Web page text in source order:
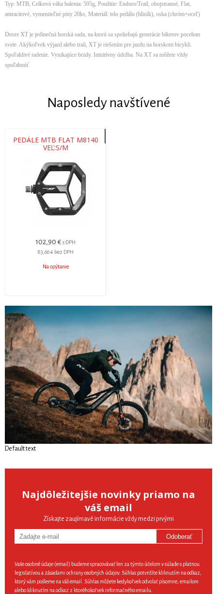
Typ: MTB, Celková váha balenia: 595g, Použitie: Enduro/Trail, obojstranné, Flat,
antracitové, vymeniteľné piny 20ks, Materiál: telo pedálu (hliník), oska (chróm+oceľ)
Deore XT je jedinečná horská sada, na ktorú sa spoliehajú generácie bikerov pocelom
svete. Akýkoľvek výjazd alebo trail, XT je riešením pre jazdu na horskom bicykli.
Spoľahlivé radenie. Vynikajúce brzdy. Intuitívny údržba. Na XT sa môžete vždy
spoľahnúť.
Naposledy navštívené
PEDÁLE MTB FLAT M8140
VEĽ:S/M
102,90 € s DPH
83,66 € bez DPH
Na opýtanie
Default text
Najdôležitejšie novinky priamo na
váš email
Získajte zaujímavé informácie vždy medzi prvými
Odoberať
Vaše osobné údaje (email) budeme spracovávať len za týmto účelom v súlade s platnou
legislatívou a zásadami ochrany osobných údajov. Súhlas potvrdíte kliknutím na odkaz,
ktorý vám pošleme na váš email. Súhlas môžete kedykoľvek odvolať písomne, emailom
alebo kliknutím na odkaz z ktoréhokoľvek informačného emailu.